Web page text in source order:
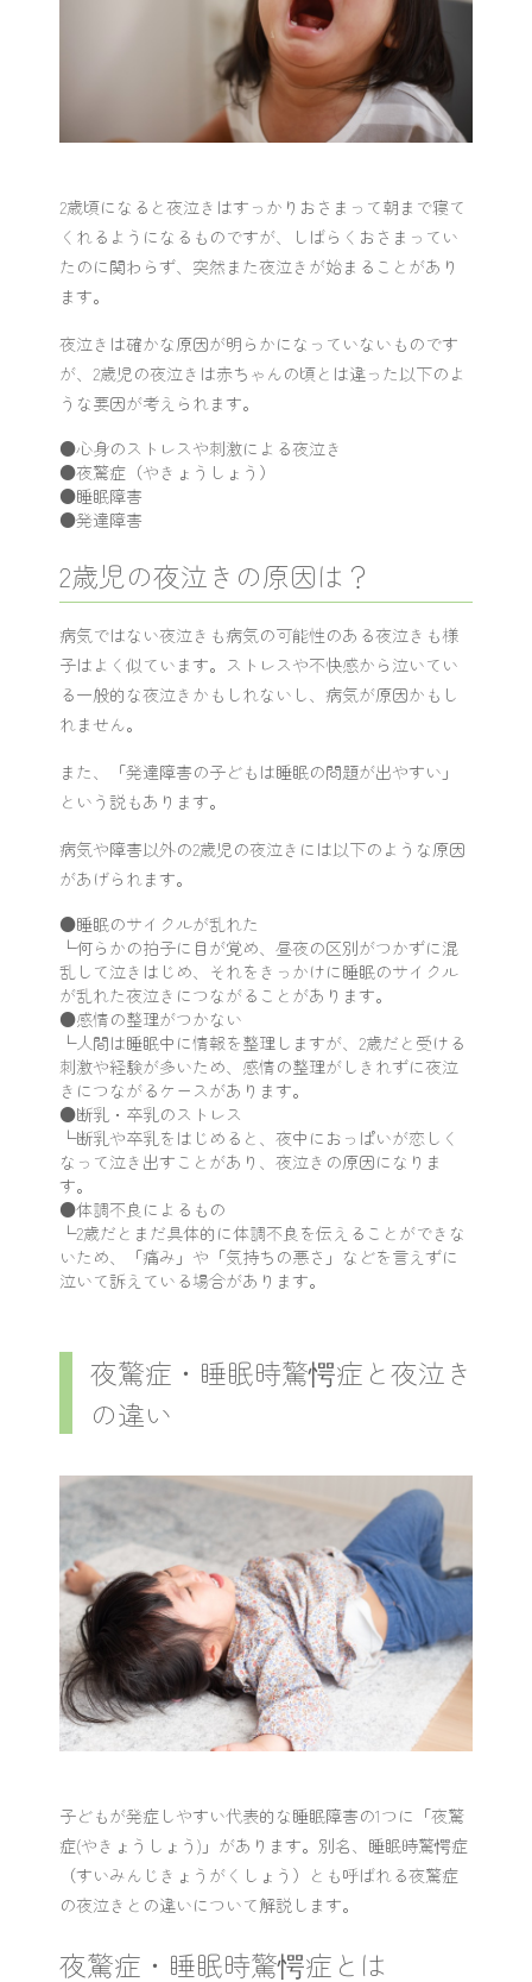
2歳頃になると夜泣きはすっかりおさまって朝まで寝て
くれるようになるものですが、しばらくおさまってい
たのに関わらず、突然また夜泣きが始まることがあり
ます。
夜泣きは確かな原因が明らかになっていないものです
が、2歳児の夜泣きは赤ちゃんの頃とは違った以下のよ
うな要因が考えられます。
●心身のストレスや刺激による夜泣き
●夜驚症（やきょうしょう）
●睡眠障害
●発達障害
2歳児の夜泣きの原因は？
病気ではない夜泣きも病気の可能性のある夜泣きも様
子はよく似ています。ストレスや不快感から泣いてい
る一般的な夜泣きかもしれないし、病気が原因かもし
れません。
また、「発達障害の子どもは睡眠の問題が出やすい」
という説もあります。
病気や障害以外の2歳児の夜泣きには以下のような原因
があげられます。
●睡眠のサイクルが乱れた
└何らかの拍子に目が覚め、昼夜の区別がつかずに混
乱して泣きはじめ、それをきっかけに睡眠のサイクル
が乱れた夜泣きにつながることがあります。
●感情の整理がつかない
└人間は睡眠中に情報を整理しますが、2歳だと受ける
刺激や経験が多いため、感情の整理がしきれずに夜泣
きにつながるケースがあります。
●断乳・卒乳のストレス
└断乳や卒乳をはじめると、夜中におっぱいが恋しく
なって泣き出すことがあり、夜泣きの原因になりま
す。
●体調不良によるもの
└2歳だとまだ具体的に体調不良を伝えることができな
いため、「痛み」や「気持ちの悪さ」などを言えずに
泣いて訴えている場合があります。
夜驚症・睡眠時驚愕症と夜泣き
の違い
子どもが発症しやすい代表的な睡眠障害の1つに「夜驚
症(やきょうしょう)」があります。別名、睡眠時驚愕症
（すいみんじきょうがくしょう）とも呼ばれる夜驚症
の夜泣きとの違いについて解説します。
夜驚症・睡眠時驚愕症とは